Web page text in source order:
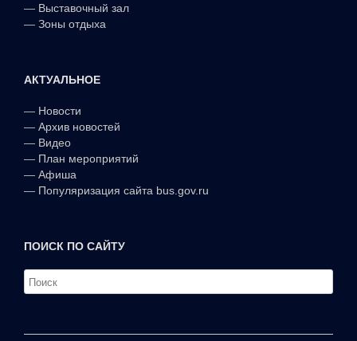
— Выставочный зал
— Зоны отдыха
АКТУАЛЬНОЕ
— Новости
— Архив новостей
— Видео
— План мероприятий
— Афиша
— Популяризация сайта bus.gov.ru
ПОИСК ПО САЙТУ